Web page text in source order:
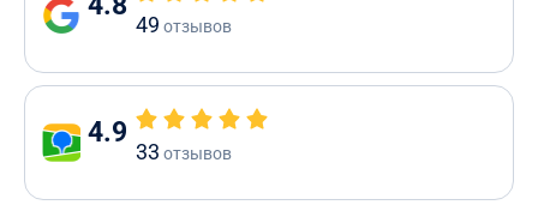
49 отзывов
4.9
33 отзывов